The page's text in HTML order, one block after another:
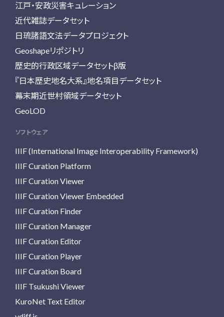
江戸・安政災害キュレーション
近代雑誌データセット
日琉諸語文法データプロジェクト
Geoshapeリポジトリ
歴史的行政区域データセットβ版
『日本歴史地名大系』地名項目データセット
幕末期近世村領域データセット
GeoLOD
ソフトウェア
IIIF (International Image Interoperability Framework)
IIIF Curation Platform
IIIF Curation Viewer
IIIF Curation Viewer Embedded
IIIF Curation Finder
IIIF Curation Manager
IIIF Curation Editor
IIIF Curation Player
IIIF Curation Board
IIIF Tsukushi Viewer
KuroNet Text Editor